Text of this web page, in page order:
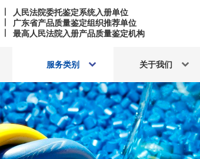
人民法院委托鉴定系统入册单位
广东省产品质量鉴定组织推荐单位
最高人民法院入册产品质量鉴定机构
服务类别 关于我们